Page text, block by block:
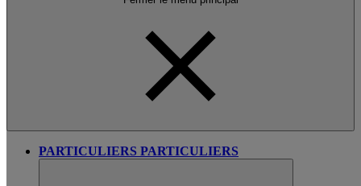
PARTICULIERS PARTICULIERS